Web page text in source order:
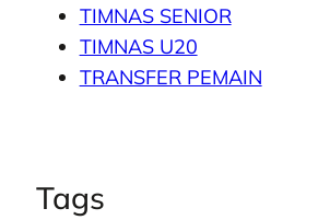
TIMNAS SENIOR
TIMNAS U20
TRANSFER PEMAIN
Tags